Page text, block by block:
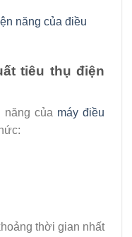
năng của điều
tiêu thụ điện
của máy điều
thời gian nhất